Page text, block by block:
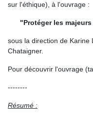
sur l'éthique), à l'ouvrage :
"Protéger les
sous la direction de Karine
Chataigner.
Pour découvrir l'ouvrage
--------
Résumé :